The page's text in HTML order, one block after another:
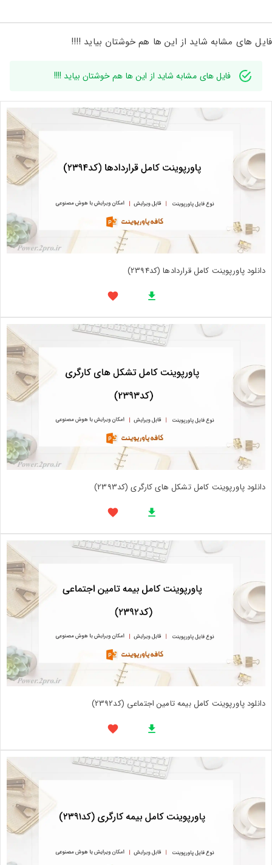
فایل های مشابه شاید از این ها هم خوشتان بیاید !!!!
فایل های مشابه شاید از این ها هم خوشتان بیاید !!!!
دانلود پاورپوینت کامل قراردادها (کد2394)
دانلود پاورپوینت کامل تشکل های کارگری (کد2393)
دانلود پاورپوینت کامل بیمه تامین اجتماعی (کد2392)